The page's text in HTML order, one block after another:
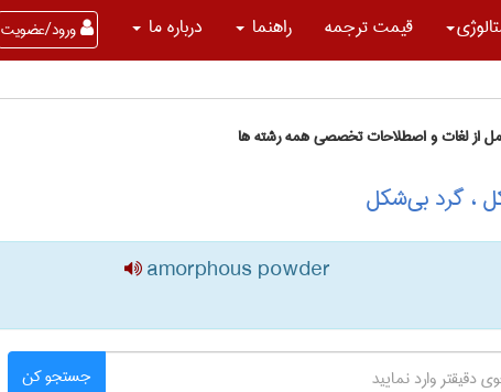
قیمت ترجمه راهنما درباره ما ورود/عضویت
از لغات و اصطلاحات تخصصی همه رشته ها
، گرد بی‌شکل
amorphous powder
جستجو کن